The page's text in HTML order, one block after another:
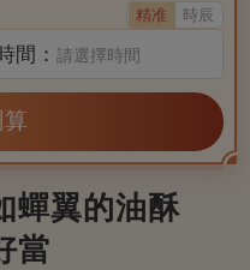
精准 時辰
間：請選擇時間
蟬翼的油酥
當